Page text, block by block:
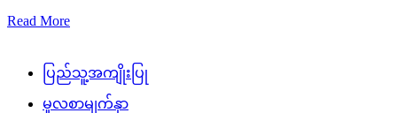
Read More
ပြည်သူ့အကျိုးပြု
မူလစာမျက်နှာ